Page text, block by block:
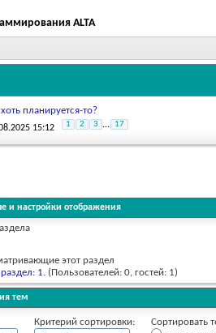
ALTA
планируется-то?
15:12 1 2 3 ... 17
и настройки отображения
этот раздел
1. (Пользователей: 0, гостей: 1)
тем
Критерий сортировки:
Сортировать